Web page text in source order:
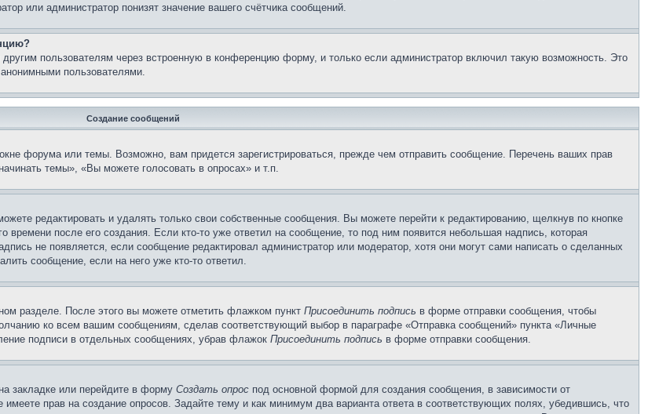
или администратор понизят значение вашего счётчика сообщений.
пользователям через встроенную в конференцию форму, и только если администратор включил такую возможность. Это
пользователями.
Создание сообщений
форума или темы. Возможно, вам придется зарегистрироваться, прежде чем отправить сообщение. Перечень ваших прав
темы», «Вы можете голосовать в опросах» и т.п.
редактировать и удалять только свои собственные сообщения. Вы можете перейти к редактированию, щелкнув по кнопке
времени после его создания. Если кто-то уже ответил на сообщение, то под ним появится небольшая надпись, которая
не появляется, если сообщение редактировал администратор или модератор, хотя они могут сами написать о сделанных
сообщение, если на него уже кто-то ответил.
разделе. После этого вы можете отметить флажком пункт Присоединить подпись в форме отправки сообщения, чтобы
ко всем вашим сообщениям, сделав соответствующий выбор в параграфе «Отправка сообщений» пункта «Личные
подписи в отдельных сообщениях, убрав флажок Присоединить подпись в форме отправки сообщения.
закладке или перейдите в форму Создать опрос под основной формой для создания сообщения, в зависимости от
прав на создание опросов. Задайте тему и как минимум два варианта ответа в соответствующих полях, убедившись, что